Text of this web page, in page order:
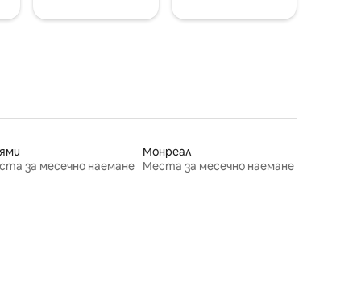
за месечно наемане
Монреал
Места за месечно наемане